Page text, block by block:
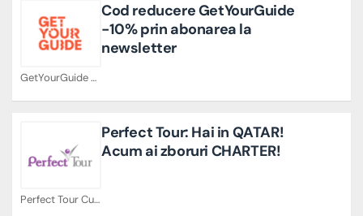
GetYourGuide Cupoane
Cod reducere GetYourGuide
-10% prin abonarea la
newsletter
Perfect Tour Cupoane
Perfect Tour: Hai in QATAR!
Acum ai zboruri CHARTER!